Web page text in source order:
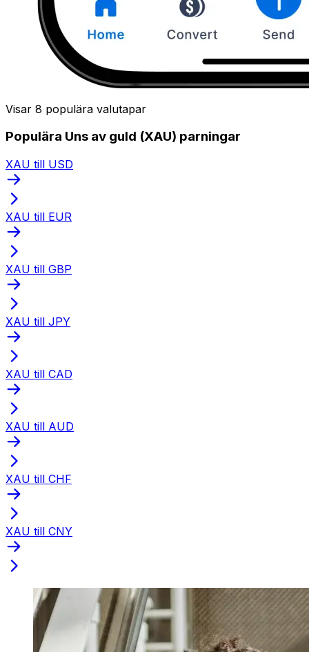
Visar 8 populära valutapar
Populära Uns av guld (XAU) parningar
XAU till USD
XAU till EUR
XAU till GBP
XAU till JPY
XAU till CAD
XAU till AUD
XAU till CHF
XAU till CNY